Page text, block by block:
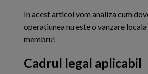
In acest articol vom analiza cum
operatiunea nu este o vanzare
membru!
Cadrul legal aplicabil